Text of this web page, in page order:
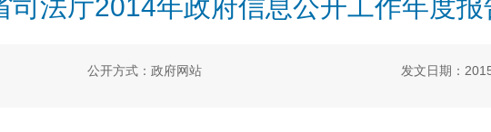
司法厅2014年政府信息公开工作年度报
公开方式：政府网站 发文日期：